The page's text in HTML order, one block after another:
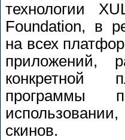
технологии
Foundation, в
на всех
приложений,
конкретной
скинов.